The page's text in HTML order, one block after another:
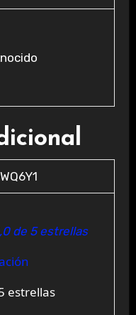
de 5 estrellas
5 estrellas